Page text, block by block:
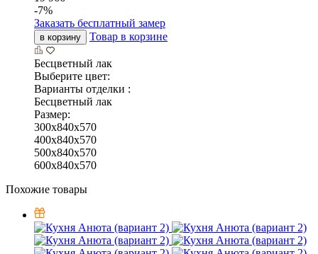
-7%
Заказать бесплатный замер
в корзину Товар в корзине
Бесцветный лак
Выберите цвет:
Варианты отделки :
Бесцветный лак
Размер:
300x840x570
400x840x570
500x840x570
600x840x570
Похожие товары